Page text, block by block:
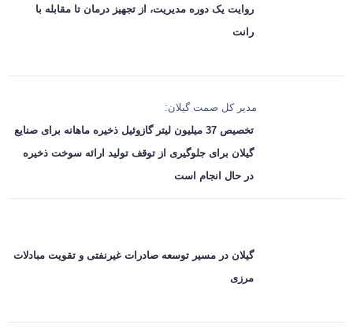
روایت یک دوره مدیریت، از تجهیز درمان تا مقابله با
رانت
مدیر کل صمت گیلان:
تخصیص 37 میلیون لیتر گازوئیل ذخیره ماهانه برای صنایع
گیلان برای جلوگیری از توقف تولید ارائه سوخت ذخیره
در حال انجام است
گیلان در مسیر توسعه صادرات غیرنفتی و تقویت مبادلات
مرزی